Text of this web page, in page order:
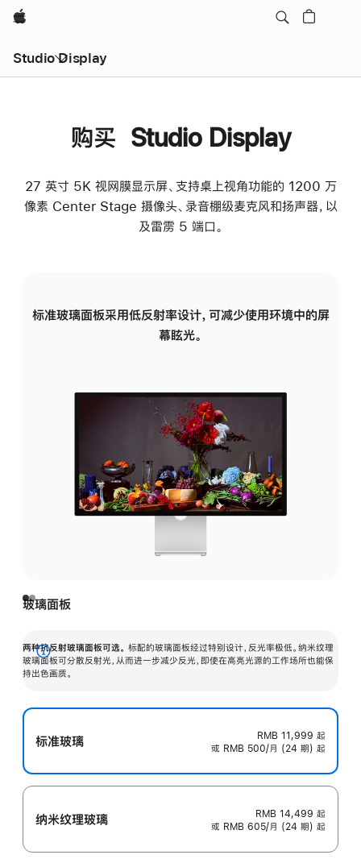
Apple
Studio Display
购买 Studio Display
27 英寸 5K 视网膜显示屏、支持桌上视角功能的 1200 万
像素 Center Stage 摄像头、录音棚级麦克风和扬声器，以
及雷雳 5 端口。
标准玻璃面板采用低反射率设计，可减少使用环境中的屏
幕眩光。
玻璃面板
两种抗反射玻璃面板可选。 标配的玻璃面板经过特别设计，反光率极低。纳米纹理
玻璃面板可分散反射光，从而进一步减少反光，即使在高亮光源的工作场所也能保
持出色画质。
展
开
标准玻璃 RMB 11,999 起
或 RMB 500/月 (24 期) 起
纳米纹理玻璃 RMB 14,499 起
或 RMB 605/月 (24 期) 起